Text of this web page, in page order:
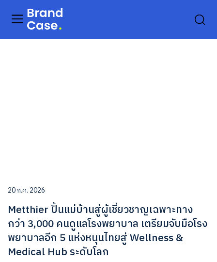
20 ก.ค. 2026
Metthier ปั้นแม่บ้านสู่ผู้เชี่ยวชาญเฉพาะทาง
กว่า 3,000 คนดูแลโรงพยาบาล เตรียมจับมือโรง
พยาบาลอีก 5 แห่งหนุนไทยสู่ Wellness &
Medical Hub ระดับโลก